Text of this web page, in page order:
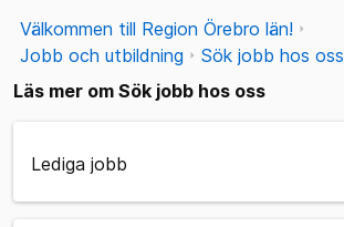
Välkommen till Region Örebro län!
Jobb och utbildning
Sök jobb hos oss
Läs mer om Sök jobb hos oss
Lediga jobb